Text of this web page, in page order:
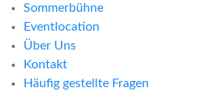
Sommerbühne
Eventlocation
Über Uns
Kontakt
Häufig gestellte Fragen